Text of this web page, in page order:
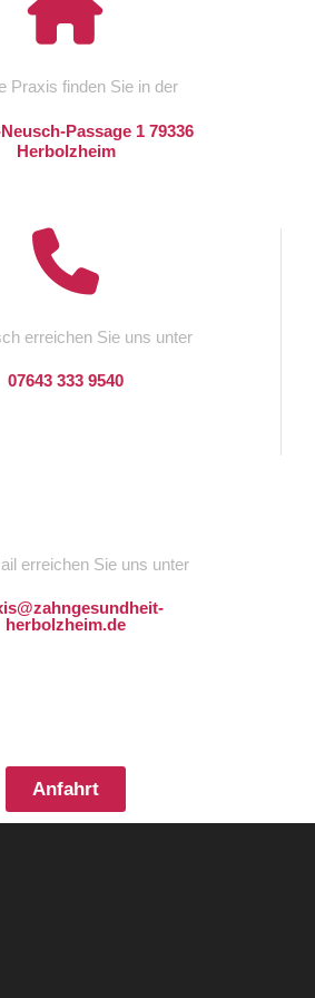
Praxis finden Sie in der
Passage 1 79336
Herbolzheim
erreichen Sie uns unter
07643 333 9540
erreichen Sie uns unter
herbolzheim.de
Anfahrt